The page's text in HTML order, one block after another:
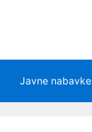
Javne nabavke